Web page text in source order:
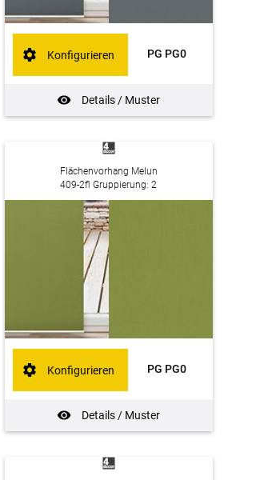
PG PG0
Details / Muster
Konfigurieren
Flächenvorhang Melun
409-2fl Gruppierung: 2
PG PG0
Details / Muster
Konfigurieren